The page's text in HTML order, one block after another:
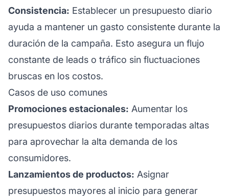
Consistencia: Establecer un presupuesto diario
ayuda a mantener un gasto consistente durante la
duración de la campaña. Esto asegura un flujo
constante de leads o tráfico sin fluctuaciones
bruscas en los costos.
Casos de uso comunes
Promociones estacionales: Aumentar los
presupuestos diarios durante temporadas altas
para aprovechar la alta demanda de los
consumidores.
Lanzamientos de productos: Asignar
presupuestos mayores al inicio para generar